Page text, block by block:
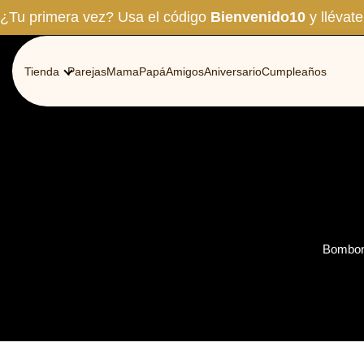
al
contenido
¿Tu primera vez? Usa el código Bienvenido10 y
Tienda ParejasMamaPapáAmigosAniversarioCumpleaños